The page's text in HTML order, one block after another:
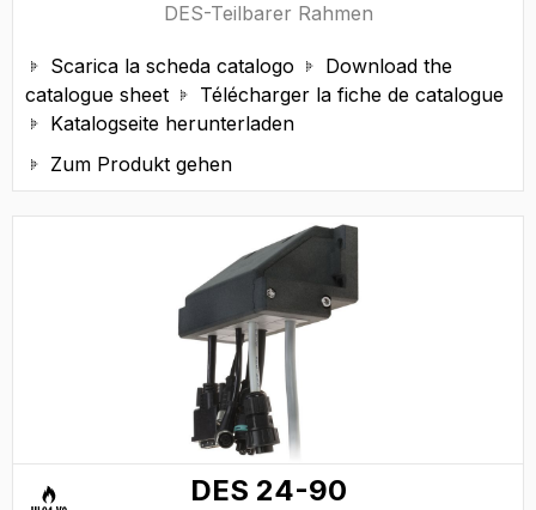
DES-Teilbarer Rahmen
 Scarica la scheda catalogo 
Download the
catalogue sheet
 Télécharger la fiche de catalogue
 Katalogseite herunterladen
 Zum Produkt gehen
DES 24-90